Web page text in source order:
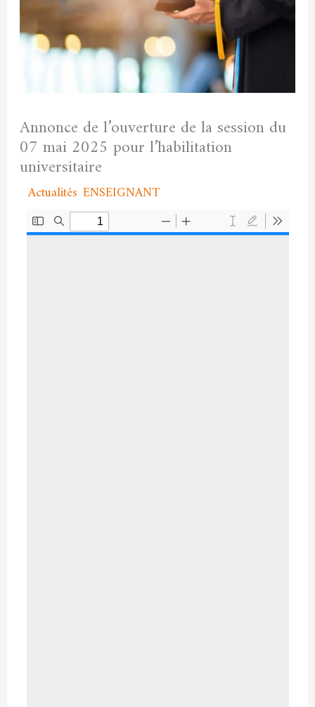
Annonce de l’ouverture de la session du
07 mai 2025 pour l’habilitation
universitaire
/Actualités ENSEIGNANT/ Par